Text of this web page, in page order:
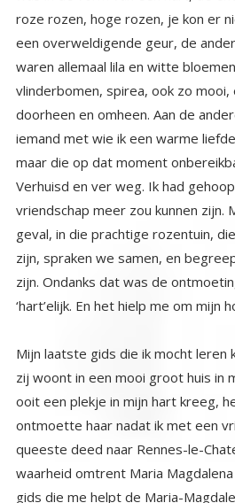
‘hart’elijk. En het hielp me om mijn
Mijn laatste gids die ik mocht leren
zij woont in een mooi groot huis
ooit een plekje in mijn hart kreeg,
ontmoette haar nadat ik met
queeste deed naar Rennes-le-
waarheid omtrent Maria
gids die me helpt de Maria-
brengen, want dat is een van mijn
ik haar leerde kennen. Zij is een
leven maar uit een eerder leven,
huis, met een inrichting uit de
op tafel en antimakassars op de
erg aan mijn oma denken. Toch
moderne vrouw, en spreken met
me ook niet wat ik moet doen,
gedaan. En als ik vragen